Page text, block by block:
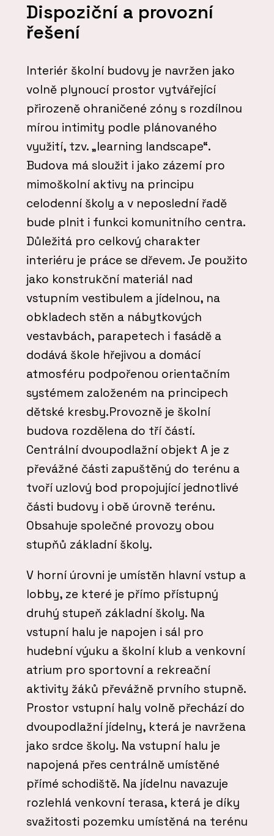
Dispoziční a provozní
řešení
Interiér školní budovy je navržen jako
volně plynoucí prostor vytvářející
přirozeně ohraničené zóny s rozdílnou
mírou intimity podle plánovaného
využití, tzv. „learning landscape“.
Budova má sloužit i jako zázemí pro
mimoškolní aktivy na principu
celodenní školy a v neposlední řadě
bude plnit i funkci komunitního centra.
Důležitá pro celkový charakter
interiéru je práce se dřevem. Je použito
jako konstrukční materiál nad
vstupním vestibulem a jídelnou, na
obkladech stěn a nábytkových
vestavbách, parapetech i fasádě a
dodává škole hřejivou a domácí
atmosféru podpořenou orientačním
systémem založeném na principech
dětské kresby.Provozně je školní
budova rozdělena do tří částí.
Centrální dvoupodlažní objekt A je z
převážné části zapuštěný do terénu a
tvoří uzlový bod propojující jednotlivé
části budovy i obě úrovně terénu.
Obsahuje společné provozy obou
stupňů základní školy.
V horní úrovni je umístěn hlavní vstup a
lobby, ze které je přímo přístupný
druhý stupeň základní školy. Na
vstupní halu je napojen i sál pro
hudební výuku a školní klub a venkovní
atrium pro sportovní a rekreační
aktivity žáků převážně prvního stupně.
Prostor vstupní haly volně přechází do
dvoupodlažní jídelny, která je navržena
jako srdce školy. Na vstupní halu je
napojená přes centrálně umístěné
přímé schodiště. Na jídelnu navazuje
rozlehlá venkovní terasa, která je díky
svažitosti pozemku umístěná na terénu